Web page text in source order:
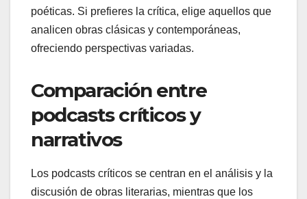
poéticas. Si prefieres la crítica, elige aquellos que
analicen obras clásicas y contemporáneas,
ofreciendo perspectivas variadas.
Comparación entre
podcasts críticos y
narrativos
Los podcasts críticos se centran en el análisis y la
discusión de obras literarias, mientras que los